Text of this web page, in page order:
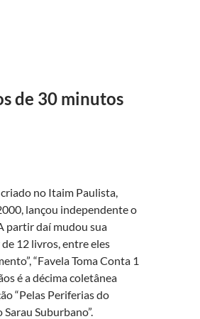
de 30 minutos
no Itaim Paulista,
lançou independente o
partir daí mudou sua
12 livros, entre eles
“Favela Toma Conta 1
é a décima coletânea
“Pelas Periferias do
Suburbano”.